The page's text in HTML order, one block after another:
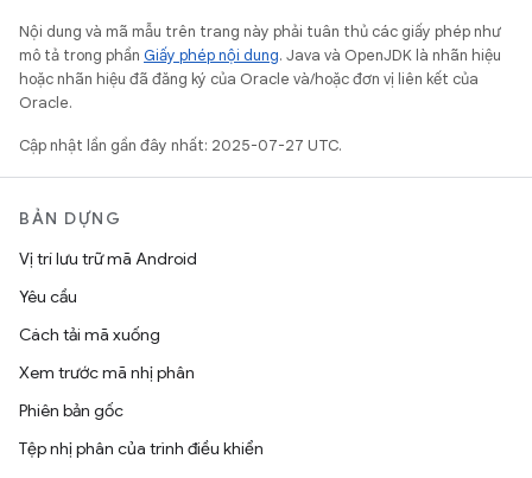
Nội dung và mã mẫu trên trang này phải tuân thủ các giấy phép như
mô tả trong phần Giấy phép nội dung. Java và OpenJDK là nhãn hiệu
hoặc nhãn hiệu đã đăng ký của Oracle và/hoặc đơn vị liên kết của
Oracle.
Cập nhật lần gần đây nhất: 2025-07-27 UTC.
BẢN DỰNG
Vị trí lưu trữ mã Android
Yêu cầu
Cách tải mã xuống
Xem trước mã nhị phân
Phiên bản gốc
Tệp nhị phân của trình điều khiển